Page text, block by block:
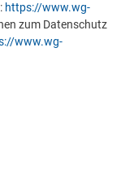
https://www.wg-
zum Datenschutz
www.wg-